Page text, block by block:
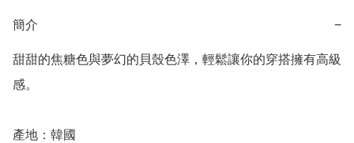
簡介 −
甜甜的焦糖色與夢幻的貝殼色澤，輕鬆讓你的穿搭擁有高級
感。
產地：韓國